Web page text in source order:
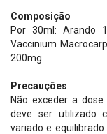
Composição
Por 30ml: Arando
Vaccinium
200mg.
Precauções
Não exceder a
deve ser utilizado
variado e